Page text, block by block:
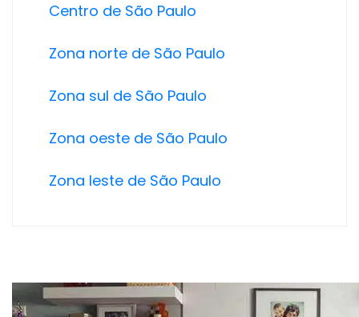
Centro de São Paulo
Zona norte de São Paulo
Zona sul de São Paulo
Zona oeste de São Paulo
Zona leste de São Paulo